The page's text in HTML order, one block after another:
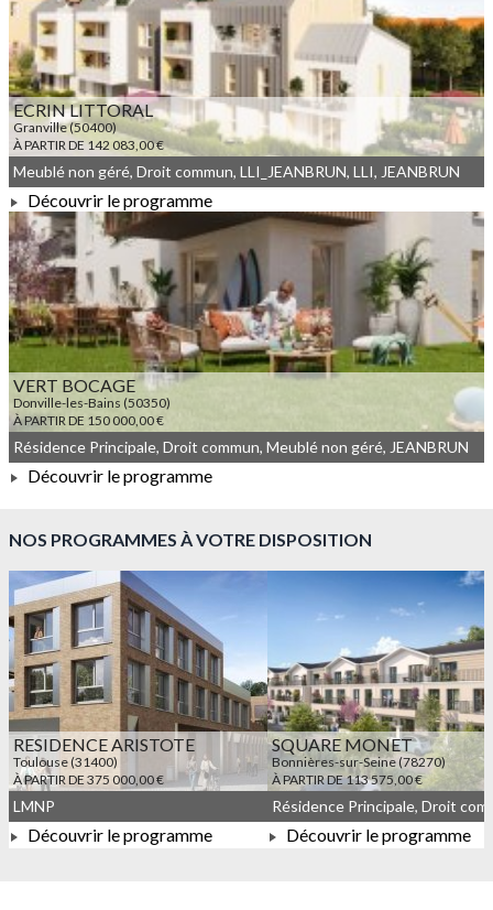
ECRIN LITTORAL
Granville (50400)
À PARTIR DE 142 083,00 €
À PARTIR DE 142 083,00 €
Meublé non géré, Droit commun, LLI_JEANBRUN, LLI, JEANBRUN
Découvrir le programme
VERT BOCAGE
Donville-les-Bains (50350)
À PARTIR DE 150 000,00 €
À PARTIR DE 150 000,00 €
Résidence Principale, Droit commun, Meublé non géré, JEANBRUN
Découvrir le programme
NOS PROGRAMMES À VOTRE DISPOSITION
RESIDENCE ARISTOTE
Toulouse (31400)
À PARTIR DE 375 000,00 €
LMNP
Découvrir le programme
SQUARE MONET
Bonnières-sur-Seine (78270)
À PARTIR DE 113 575,00 €
Découvrir le programme